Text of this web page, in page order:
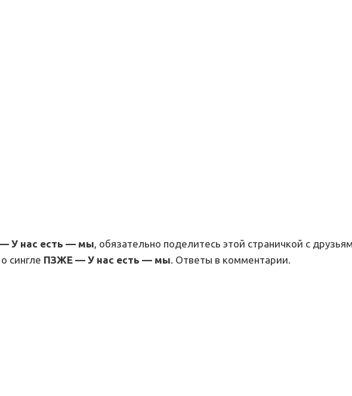
У нас есть — мы , обязательно поделитесь этой страничкой с
сингле ПЗЖЕ — У нас есть — мы . Ответы в комментарии.